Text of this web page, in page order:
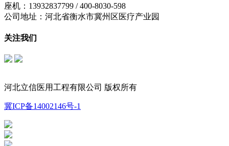
座机：13932837799 / 400-8030-598
公司地址：河北省衡水市冀州区医疗产业园
关注我们
河北立信医用工程有限公司 版权所有
冀ICP备14002146号-1